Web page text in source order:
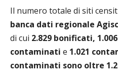
Il numero totale di siti
banca dati regionale
di cui 2.829 bonificati,
contaminati e 1.021
contaminati sono oltre